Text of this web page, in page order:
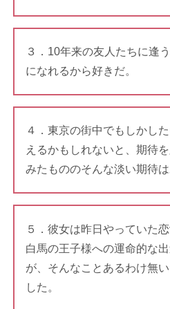
３．10年来の友人たちに逢
になれるから好きだ。
４．東京の街中でもしかし
えるかもしれないと、期待
みたもののそんな淡い期待
５．彼女は昨日やっていた
白馬の王子様への運命的な
が、そんなことあるわけ無
した。